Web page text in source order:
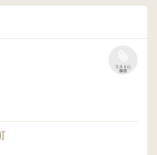
リストに
保存